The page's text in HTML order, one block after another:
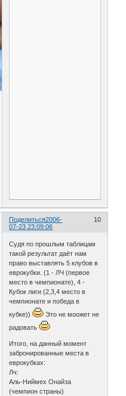
Поделиться 10
2006-
07-23 23:09:06
Судя по прошлым таблицам
такой результат даёт нам
право выставлять 5 клубов в
еврокубки. (1 - ЛЧ (первое
место в чемпионате), 4 -
Кубок лиги (2,3,4 место в
чемпионате и победа в
кубке))
Это не моожет не
радовать
Итого, на данный момент
забронированные места в
еврокубках:
Лч:
Аль-Ниймех Онайза
(чемпион страны)